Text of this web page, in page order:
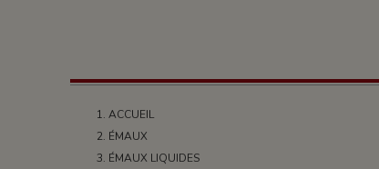
ACCUEIL
ÉMAUX
ÉMAUX LIQUIDES